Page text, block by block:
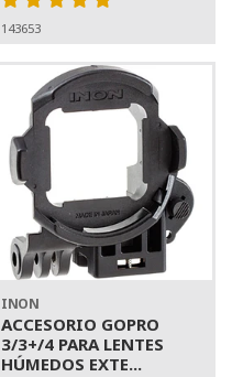
143653
INON
ACCESORIO GOPRO
3/3+/4 PARA LENTES
HÚMEDOS EXTE...